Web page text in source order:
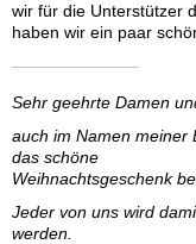
wir für die Unterstützer
haben wir ein paar
Sehr geehrte Damen
auch im Namen meiner
das schöne
Weihnachtsgeschenk
Jeder von uns wird
werden.